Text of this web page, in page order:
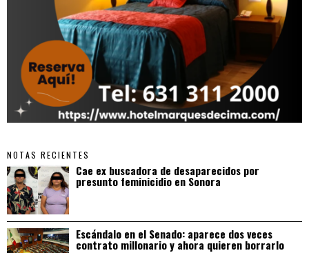
NOTAS RECIENTES
Cae ex buscadora de desaparecidos por
presunto feminicidio en Sonora
Escándalo en el Senado: aparece dos veces
contrato millonario y ahora quieren borrarlo